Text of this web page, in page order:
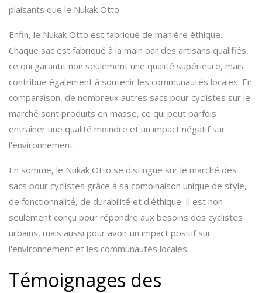
plaisants que le Nukak Otto.
Enfin, le Nukak Otto est fabriqué de manière éthique.
Chaque sac est fabriqué à la main par des artisans qualifiés,
ce qui garantit non seulement une qualité supérieure, mais
contribue également à soutenir les communautés locales. En
comparaison, de nombreux autres sacs pour cyclistes sur le
marché sont produits en masse, ce qui peut parfois
entraîner une qualité moindre et un impact négatif sur
l'environnement.
En somme, le Nukak Otto se distingue sur le marché des
sacs pour cyclistes grâce à sa combinaison unique de style,
de fonctionnalité, de durabilité et d'éthique. Il est non
seulement conçu pour répondre aux besoins des cyclistes
urbains, mais aussi pour avoir un impact positif sur
l'environnement et les communautés locales.
Témoignages des